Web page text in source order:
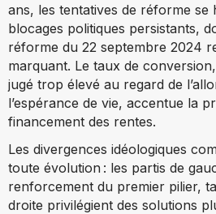
ans, les tentatives de réforme se
blocages politiques persistants,
réforme du 22 septembre 2024
marquant. Le taux de
jugé trop élevé au regard de
l’espérance de vie, accentue la
financement des rentes.
Les divergences idéologiques
toute évolution : les partis de
renforcement du premier pilier,
droite privilégient des solutions